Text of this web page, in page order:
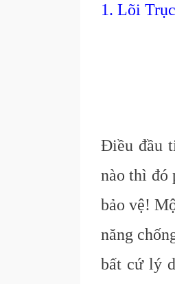
1. Lõi
Điều đầu
nào thì đó
bảo vệ!
năng
bất cứ lý